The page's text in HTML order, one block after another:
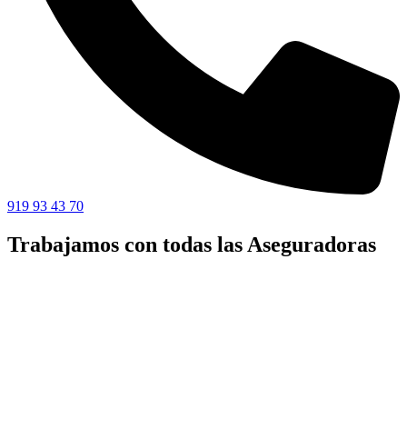
919 93 43 70
Trabajamos con todas las Aseguradoras